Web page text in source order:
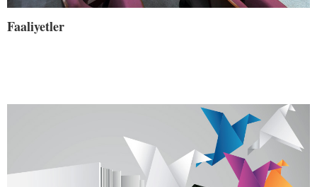
Faaliyetler